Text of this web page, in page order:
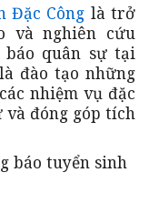
Đặc Công là trở
và nghiên cứu
quân sự tại
đào tạo những
nhiệm vụ đặc
đóng góp tích
báo tuyển sinh